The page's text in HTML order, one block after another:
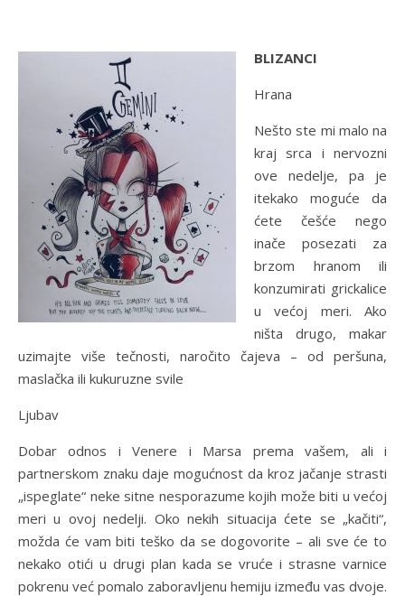
BLIZANCI
Hrana
Nešto ste mi malo na
kraj srca i nervozni
ove nedelje, pa je
itekako moguće da
ćete češće nego
inače posezati za
brzom hranom ili
konzumirati grickalice
u većoj meri. Ako
ništa drugo, makar
uzimajte više tečnosti, naročito čajeva – od peršuna,
maslačka ili kukuruzne svile
Ljubav
Dobar odnos i Venere i Marsa prema vašem, ali i
partnerskom znaku daje mogućnost da kroz jačanje strasti
„ispeglate“ neke sitne nesporazume kojih može biti u većoj
meri u ovoj nedelji. Oko nekih situacija ćete se „kačiti“,
možda će vam biti teško da se dogovorite – ali sve će to
nekako otići u drugi plan kada se vruće i strasne varnice
pokrenu već pomalo zaboravljenu hemiju između vas dvoje.